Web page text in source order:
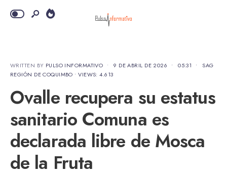
WRITTEN BY PULSO INFORMATIVO • 9 DE ABRIL DE 2026 • 05:31 •
SAG
REGIÓN DE COQUIMBO •VIEWS: 4.613
Ovalle recupera su estatus
sanitario Comuna es
declarada libre de Mosca
de la Fruta